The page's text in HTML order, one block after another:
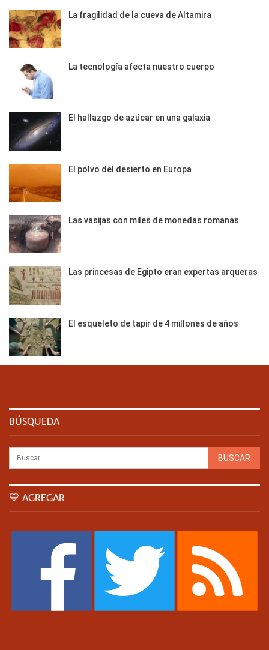
La fragilidad de la cueva de Altamira
La tecnología afecta nuestro cuerpo
El hallazgo de azúcar en una galaxia
El polvo del desierto en Europa
Las vasijas con miles de monedas romanas
Las princesas de Egipto eran expertas arqueras
El esqueleto de tapir de 4 millones de años
BÚSQUEDA
💙 AGREGAR